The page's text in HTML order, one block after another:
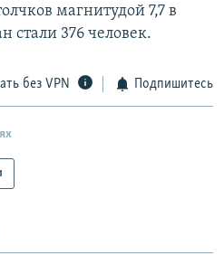
магнитудой 7,7 в
стали 376 человек.
без VPN Подпишитесь